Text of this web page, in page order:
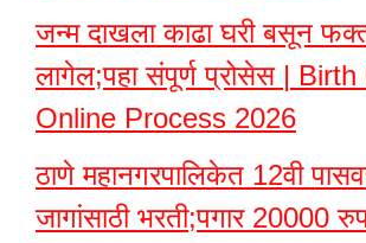
जन्म दाखला काढा घरी बसून
लागेल;पहा संपूर्ण प्रोसेस |
Online Process 2026
ठाणे महानगरपालिकेत 12वी
जागांसाठी भरती;पगार 20000